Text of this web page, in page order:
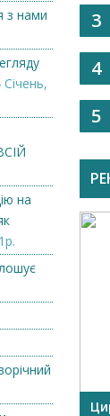
з нами
Січень,
на
3
4
5